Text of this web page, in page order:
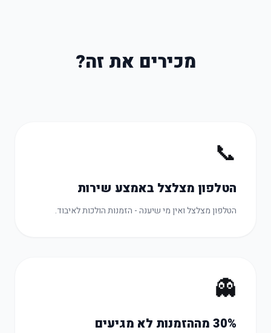
מכירים את זה?
📞
הטלפון מצלצל באמצע שירות
הטלפון מצלצל ואין מי שיענה - הזמנות הולכות לאיבוד.
👻
30% מההזמנות לא מגיעים